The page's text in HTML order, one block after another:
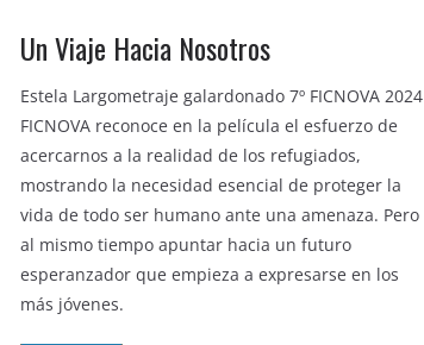
Un Viaje Hacia Nosotros
Estela Largometraje galardonado 7º FICNOVA 2024
FICNOVA reconoce en la película el esfuerzo de
acercarnos a la realidad de los refugiados,
mostrando la necesidad esencial de proteger la
vida de todo ser humano ante una amenaza. Pero
al mismo tiempo apuntar hacia un futuro
esperanzador que empieza a expresarse en los
más jóvenes.